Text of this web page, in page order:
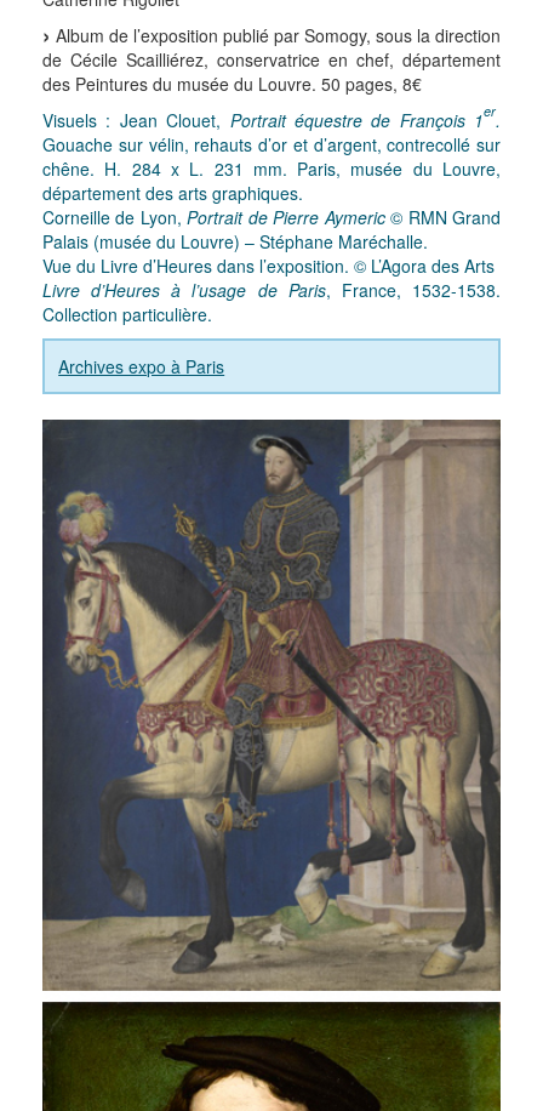
Album de l’exposition publié par Somogy, sous la direction
de Cécile Scailliérez, conservatrice en chef, département
des Peintures du musée du Louvre. 50 pages, 8€
Visuels : Jean Clouet, Portrait équestre de François 1er.
Gouache sur vélin, rehauts d’or et d’argent, contrecollé sur
chêne. H. 284 x L. 231 mm. Paris, musée du Louvre,
département des arts graphiques.
Corneille de Lyon,Portrait de Pierre Aymeric© RMN Grand
Palais (musée du Louvre) – Stéphane Maréchalle.
Vue du Livre d’Heures dans l’exposition. © L’Agora des Arts
Livre d’Heures à l’usage de Paris, France, 1532-1538.
Collection particulière.
Archives expo à Paris